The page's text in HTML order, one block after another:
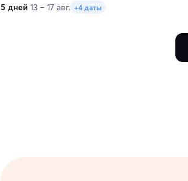
5 дней 13 – 17 авг. +4 даты